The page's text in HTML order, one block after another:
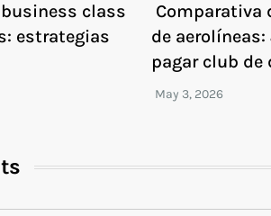
class
estrategias
Comparativa
de aerolíneas:
pagar club de